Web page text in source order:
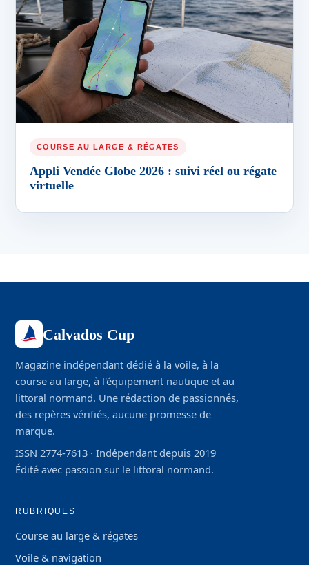
COURSE AU LARGE & RÉGATES
Appli Vendée Globe 2026 : suivi réel ou régate
virtuelle
Calvados Cup
Magazine indépendant dédié à la voile, à la
course au large, à l'équipement nautique et au
littoral normand. Une rédaction de passionnés,
des repères vérifiés, aucune promesse de
marque.
ISSN 2774-7613 · Indépendant depuis 2019
Édité avec passion sur le littoral normand.
RUBRIQUES
Course au large & régates
Voile & navigation